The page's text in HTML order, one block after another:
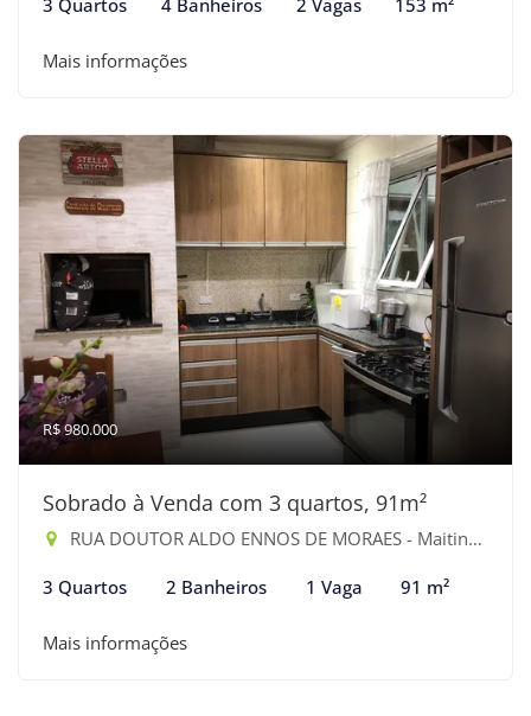
3 Quartos 4 Banheiros 2 Vagas 153 m²
Mais informações
R$ 980.000
Sobrado à Venda com 3 quartos, 91m²
RUA DOUTOR ALDO ENNOS DE MORAES - Maitinga, Bertioga-SP
3 Quartos 2 Banheiros 1 Vaga 91 m²
Mais informações